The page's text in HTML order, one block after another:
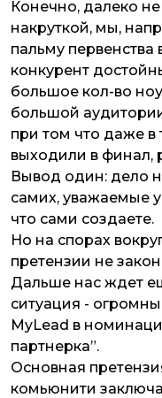
Конечно, далеко не
накруткой, мы,
пальму первенства
конкурент
большое кол-во
большой
при том что даже в
выходили в финал,
Вывод один: дело
самих, уважаемые
что сами создаете.
Но на спорах
претензии не
Дальше нас ждет
ситуация -
MyLead в
партнерка”.
Основная
комьюнити